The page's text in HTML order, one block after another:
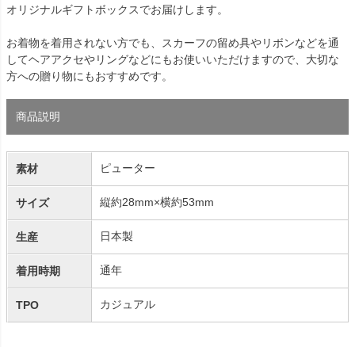
オリジナルギフトボックスでお届けします。
お着物を着用されない方でも、スカーフの留め具やリボンなどを通
してヘアアクセやリングなどにもお使いいただけますので、大切な
方への贈り物にもおすすめです。
商品説明
素材 ピューター
サイズ 縦約28mm×横約53mm
生産 日本製
着用時期 通年
TPO カジュアル